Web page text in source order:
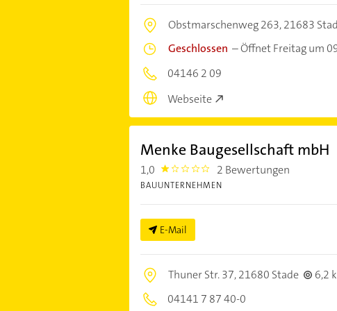
Obstmarschenweg 263,21683
Geschlossen –Öffnet Freitag um
04146 2 09
Webseite
Menke Baugesellschaft mbH
1,0 1.0 2 Bewertungen
BAUUNTERNEHMEN
E-Mail
Thuner Str. 37,21680 Stade
6,2
04141 7 87 40-0